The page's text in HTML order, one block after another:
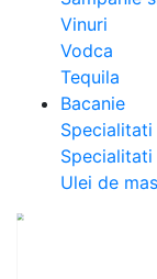
Vinuri
Vodca
Tequila
Bacanie
Specialitati
Specialitati
Ulei de